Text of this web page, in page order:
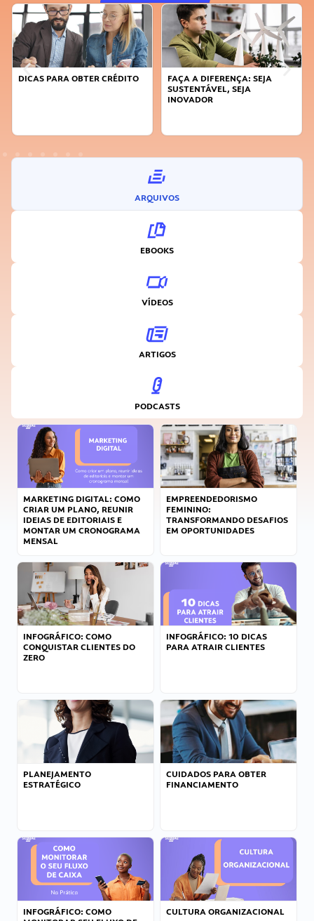
DICAS PARA OBTER CRÉDITO
FAÇA A DIFERENÇA: SEJA
SUSTENTÁVEL, SEJA
INOVADOR
ARQUIVOS
EBOOKS
VÍDEOS
ARTIGOS
PODCASTS
MARKETING DIGITAL: COMO
CRIAR UM PLANO, REUNIR
IDEIAS DE EDITORIAIS E
MONTAR UM CRONOGRAMA
MENSAL
EMPREENDEDORISMO
FEMININO:
TRANSFORMANDO DESAFIOS
EM OPORTUNIDADES
INFOGRÁFICO: COMO
CONQUISTAR CLIENTES DO
ZERO
INFOGRÁFICO: 10 DICAS
PARA ATRAIR CLIENTES
PLANEJAMENTO
ESTRATÉGICO
CUIDADOS PARA OBTER
FINANCIAMENTO
INFOGRÁFICO: COMO
CULTURA ORGANIZACIONAL